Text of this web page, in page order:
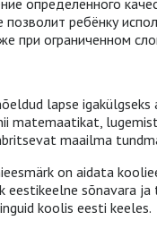
ребёнку
при ограниченном
lapse igakülgseks
matemaatikat,
maailma
on aidata
eestikeelne sõnavara
koolis eesti keeles.